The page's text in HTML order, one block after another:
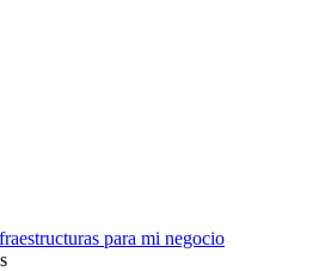
para mi negocio